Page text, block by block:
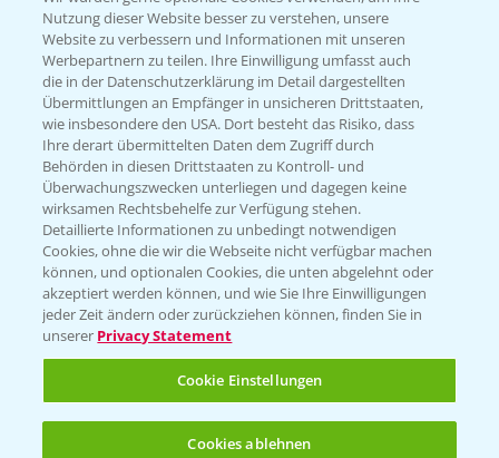
Sammelstellen und Termine
Kontakt & Notfall
Beratung auf WhatsApp
T.+49 (0)174 346 564 1
KONTAKT
Hilfe in Notfällen
T.+49 (0)214/30-20220
Nutzung dieser Website besser zu verstehen, unsere
Website zu verbessern und Informationen mit unseren
Werbepartnern zu teilen. Ihre Einwilligung umfasst auch
die in der Datenschutzerklärung im Detail dargestellten
Übermittlungen an Empfänger in unsicheren Drittstaaten,
wie insbesondere den USA. Dort besteht das Risiko, dass
Ihre derart übermittelten Daten dem Zugriff durch
Behörden in diesen Drittstaaten zu Kontroll- und
Überwachungszwecken unterliegen und dagegen keine
wirksamen Rechtsbehelfe zur Verfügung stehen.
Detaillierte Informationen zu unbedingt notwendigen
Cookies, ohne die wir die Webseite nicht verfügbar machen
können, und optionalen Cookies, die unten abgelehnt oder
akzeptiert werden können, und wie Sie Ihre Einwilligungen
jeder Zeit ändern oder zurückziehen können, finden Sie in
unserer Privacy Statement
Cookie Einstellungen
Cookies ablehnen